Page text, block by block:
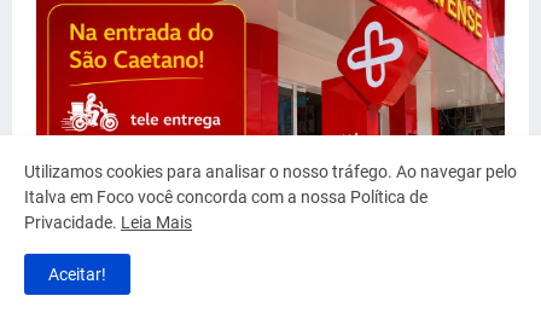
Utilizamos cookies para analisar o nosso tráfego. Ao navegar pelo
Italva em Foco você concorda com a nossa Política de
Privacidade. Leia Mais
Aceitar!